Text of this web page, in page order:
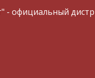
официальный